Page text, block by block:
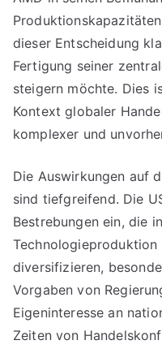
dieser Entscheidung
Fertigung seiner
steigern möchte. Dies
Kontext globaler
komplexer und
Die Auswirkungen auf
sind tiefgreifend. Die
Bestrebungen ein, die
diversifizieren,
Vorgaben von
Eigeninteresse an
Zeiten von